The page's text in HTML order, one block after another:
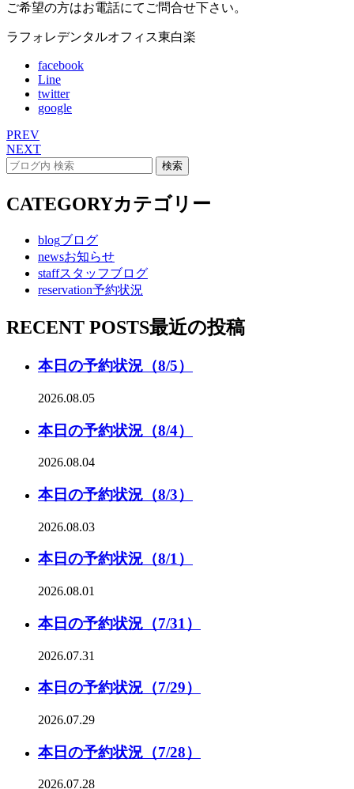
ご希望の方はお電話にてご問合せ下さい。
ラフォレデンタルオフィス東白楽
facebook
Line
twitter
google
PREV
NEXT
CATEGORYカテゴリー
blogブログ
newsお知らせ
staffスタッフブログ
reservation予約状況
RECENT POSTS最近の投稿
本日の予約状況（8/5）
2026.08.05
本日の予約状況（8/4）
2026.08.04
本日の予約状況（8/3）
2026.08.03
本日の予約状況（8/1）
2026.08.01
本日の予約状況（7/31）
2026.07.31
本日の予約状況（7/29）
2026.07.29
本日の予約状況（7/28）
2026.07.28